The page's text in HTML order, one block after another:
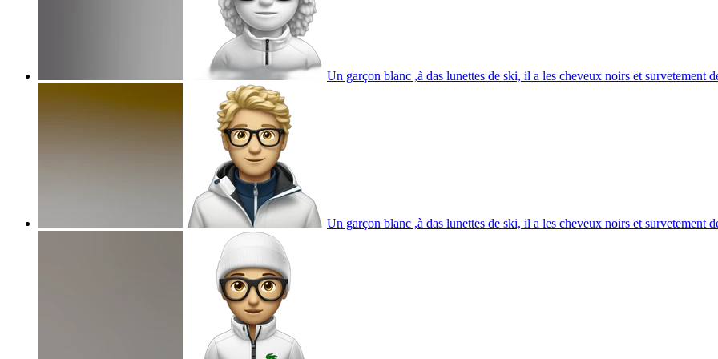
Un garçon blanc ,à das lunettes de ski, il a les cheveux noirs et survetement
Un garçon blanc ,à das lunettes de ski, il a les cheveux noirs et survetement